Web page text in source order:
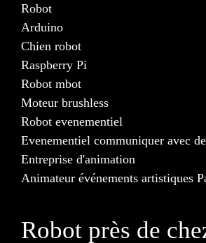
Robot
Arduino
Chien robot
Raspberry Pi
Robot mbot
Moteur brushless
Robot evenementiel
Evenementiel communiquer avec
Entreprise d'animation
Animateur événements artistiques
Robot près de